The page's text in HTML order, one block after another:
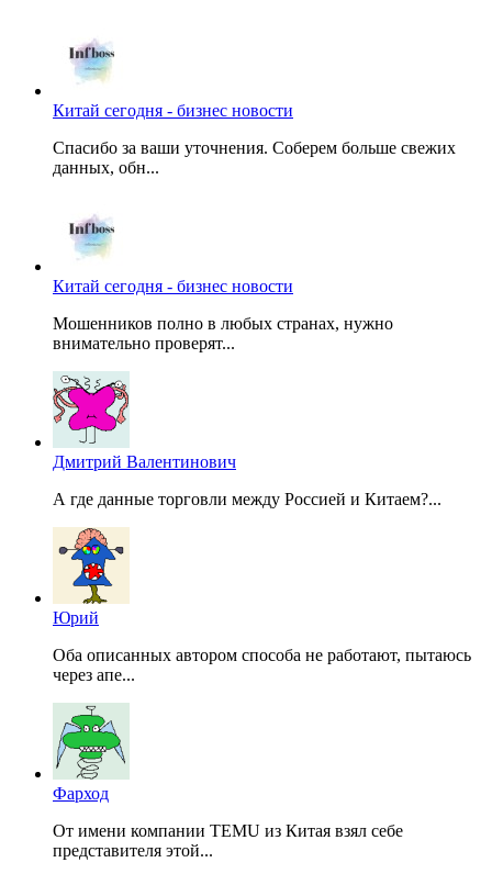
Китай сегодня - бизнес новости
Спасибо за ваши уточнения. Соберем больше свежих
данных, обн...
Китай сегодня - бизнес новости
Мошенников полно в любых странах, нужно
внимательно проверят...
Дмитрий Валентинович
А где данные торговли между Россией и Китаем?...
Юрий
Оба описанных автором способа не работают, пытаюсь
через апе...
Фарход
От имени компании TEMU из Китая взял себе
представителя этой...